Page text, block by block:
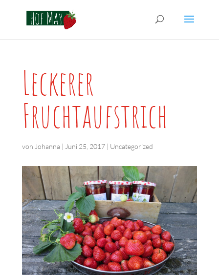
Leckerer
Fruchtaufstrich
von Johanna | Juni 25, 2017| Uncategorized